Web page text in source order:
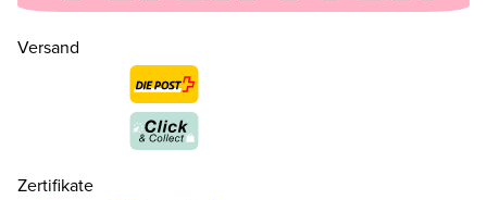
CHF 90.00
Versand
Zertifikate